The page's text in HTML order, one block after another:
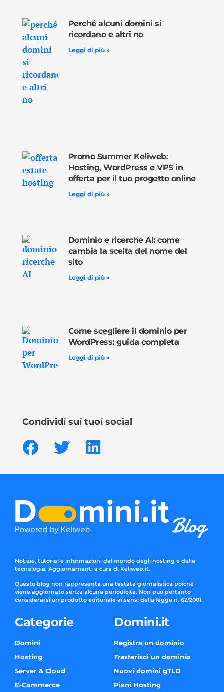
Perché alcuni domini si
ricordano e altri no
Leggi di più »
Promo Summer Keliweb:
Hosting, WordPress e VPS in
offerta per il tuo progetto online
Leggi di più »
Dominio e ricerche AI: come
cambia la scelta del nome del
sito
Leggi di più »
Come scegliere il dominio per
WordPress: guida completa
Leggi di più »
Condividi sui tuoi social
Notizie, tutorial e informazioni dal mondo degli hosting e della
tecnologia. Aggiornamenti a cura di Keliweb.it.
Questo blog non rappresenta una testata giornalistica poiché
viene aggiornato senza alcuna periodicità. Non può pertanto
considerarsi un prodotto editoriale ai sensi della legge n. 62/2001.
Categorie
Domini
Hosting
Server & Cloud
E-Commerce
Domini.it
Registra un dominio
Trasferisci un dominio
Nuovi domini gTLD
Piani Hosting